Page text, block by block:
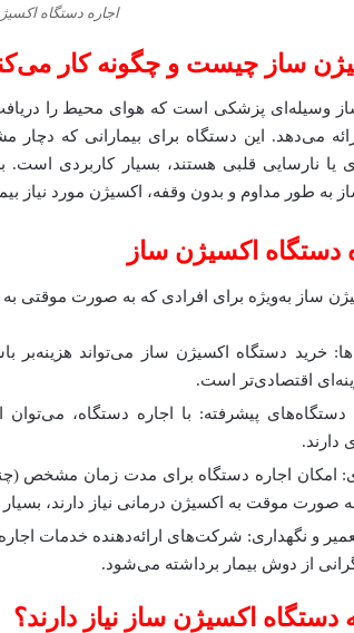
اجاره دستگاه
ساز چیست و چگونه کار
وسیله‌ای پزشکی است که هوای محیط را
می‌دهد. این دستگاه برای بیمارانی که
یا نارسایی قلبی هستند، بسیار کاربردی
به طور مداوم و بدون وقفه، اکسیژن مورد نیاز
دستگاه اکسیژن ساز
ساز به‌ویژه برای افرادی که به صورت موقتی به
خرید دستگاه اکسیژن ساز می‌تواند هزینه‌بر
اقتصادی‌تر است.
پیشرفته: با اجاره دستگاه،
دارند.
امکان اجاره دستگاه برای مدت زمان مشخص
به صورت موقت به اکسیژن درمانی نیاز دارند،
و نگهداری: شرکت‌های ارائه‌دهنده خدمات
از دوش بیمار برداشته می‌شود.
اکسیژن ساز نیاز دارند؟